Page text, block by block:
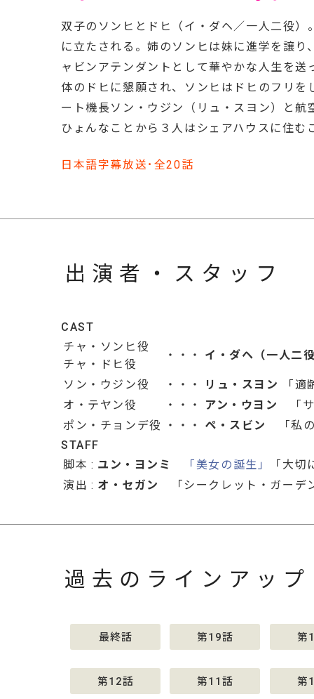
双子のソンヒとドヒ（イ・ダヘ／一人二役
に立たされる。姉のソンヒは妹に進学を譲
ャビンアテンダントとして華やかな人生を
体のドヒに懇願され、ソンヒはドヒのフリ
ート機長ソン・ウジン（リュ・スヨン）と
ひょんなことから３人はシェアハウスに住む
日本語字幕放送･全20話
出演者・スタッフ
CAST
チャ・ソンヒ役
チャ・ドヒ役
・・・ イ・ダヘ（一人二
ソン・ウジン役 ・・・ リュ・スヨン
「適
オ・テヤン役
・・・ アン・ウヨン
「サ
ポン・チョンデ役
・・・ ペ・スビン
「私の
STAFF
脚本 : ユン・ヨンミ 「美女の誕生」
「大
演出 : オ・セガン 「シークレット・ガーデ
過去のラインアップ
最終話 第19話 第
第12話 第11話 第